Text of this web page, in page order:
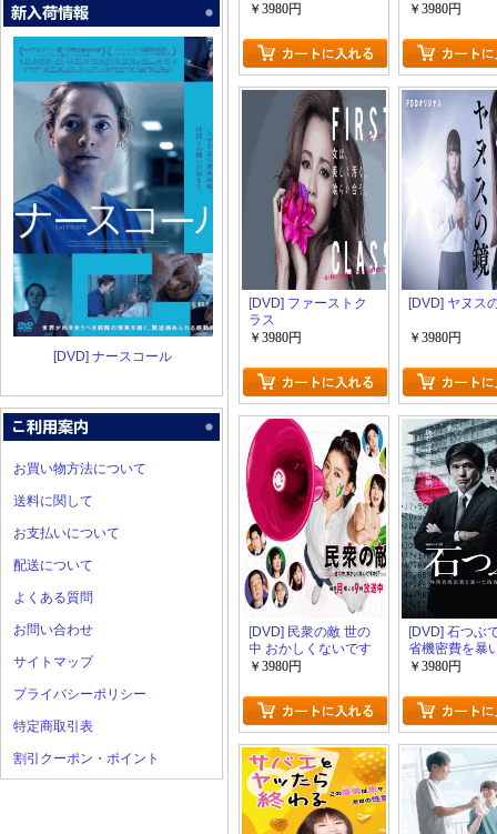
[DVD] ナースコール
お買い物方法について
送料に関して
お支払いについて
配送について
よくある質問
お問い合わせ
サイトマップ
プライバシーポリシー
特定商取引表
割引クーポン・ポイント
￥3980円
￥3980円
[DVD] ファーストク
ラス
￥3980円
[DVD] ヤヌス
￥3980円
[DVD] 民衆の敵 世の
中 おかしくないです
か
￥3980円
[DVD] 石つぶ
省機密費を暴
査二課の男た
￥3980円